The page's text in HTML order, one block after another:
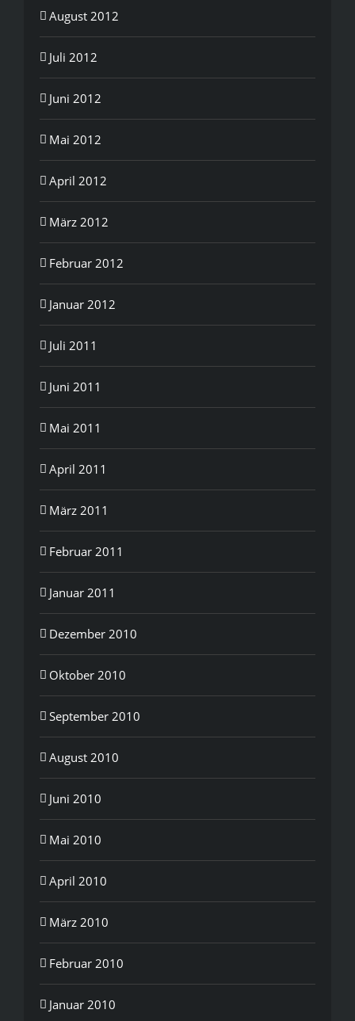
August 2012
Juli 2012
Juni 2012
Mai 2012
April 2012
März 2012
Februar 2012
Januar 2012
Juli 2011
Juni 2011
Mai 2011
April 2011
März 2011
Februar 2011
Januar 2011
Dezember 2010
Oktober 2010
September 2010
August 2010
Juni 2010
Mai 2010
April 2010
März 2010
Februar 2010
Januar 2010